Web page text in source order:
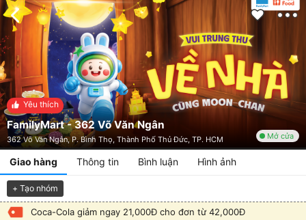
Yêu thích
FamilyMart - 362 Võ Văn Ngân
362 Võ Văn Ngân, P. Bình Thọ, Thành Phố Thủ Đức, TP. HCM Mở cửa
Giao hàng Thông tin Bình luận Hình ảnh
+ Tạo nhóm
Coca-Cola giảm ngay 21,000Đ cho đơn từ 42,000Đ